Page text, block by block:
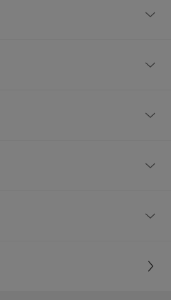
囲気のある一枚に。
ライダルやパーティーシーンにおすすめ
イルテイラー)】
LIFE STYLE TAILOR」は私たちが提案
画像をご参照ください。